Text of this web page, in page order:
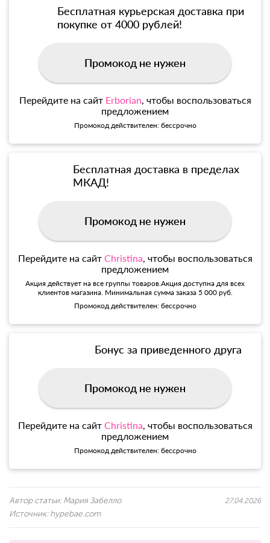
Бесплатная курьерская доставка при
покупке от 4000 рублей!
Промокод не нужен
Перейдите на сайт Erborian, чтобы воспользоваться
предложением
Промокод действителен: бессрочно
Бесплатная доставка в пределах
МКАД!
Промокод не нужен
Перейдите на сайт Christina, чтобы воспользоваться
предложением
Акция действует на все группы товаров.Акция доступна для всех
клиентов магазина. Минимальная сумма заказа 5 000 руб.
Промокод действителен: бессрочно
Бонус за приведенного друга
Промокод не нужен
Перейдите на сайт Christina, чтобы воспользоваться
предложением
Промокод действителен: бессрочно
Автор статьи: Мария Забелло
Источник: hypebae.com
27.04.2026